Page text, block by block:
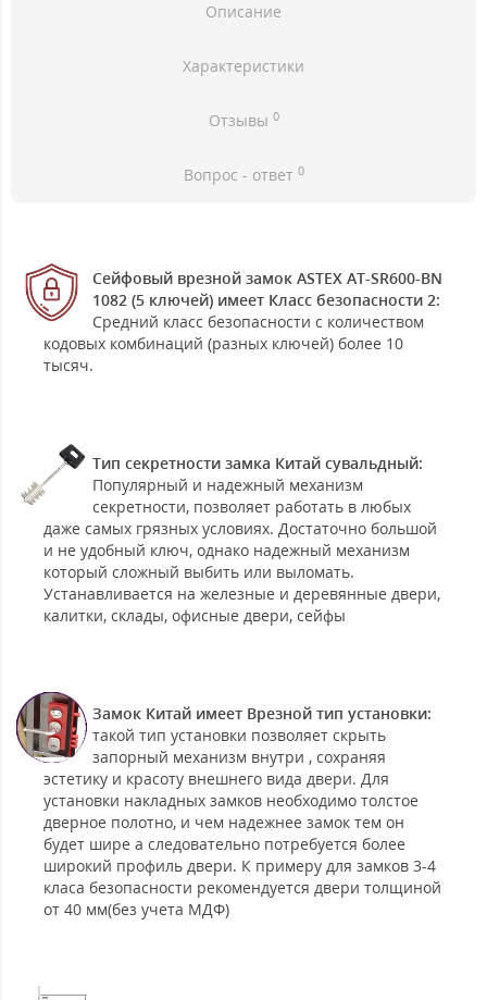
Описание
Характеристики
Отзывы 0
Вопрос - ответ 0
Сейфовый врезной замок ASTEX AT-SR600-BN
1082 (5 ключей) имеет Класс безопасности 2:
Средний класс безопасности с количеством
кодовых комбинаций (разных ключей) более 10
тысяч.
Тип секретности замка Китай сувальдный:
Популярный и надежный механизм
секретности, позволяет работать в любых
даже самых грязных условиях. Достаточно большой
и не удобный ключ, однако надежный механизм
который сложный выбить или выломать.
Устанавливается на железные и деревянные двери,
калитки, склады, офисные двери, сейфы
Замок Китай имеет Врезной тип установки:
такой тип установки позволяет скрыть
запорный механизм внутри , сохраняя
эстетику и красоту внешнего вида двери. Для
установки накладных замков необходимо толстое
дверное полотно, и чем надежнее замок тем он
будет шире а следовательно потребуется более
широкий профиль двери. К примеру для замков 3-4
класа безопасности рекомендуется двери толщиной
от 40 мм(без учета МДФ)